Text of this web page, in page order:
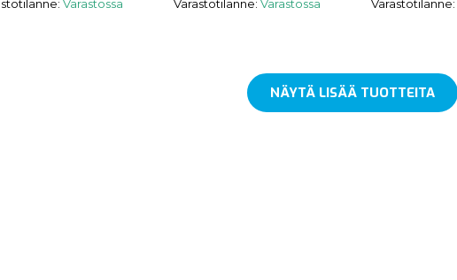
Varastossa Varastotilanne: Varastossa Varastotilanne:
NÄYTÄ LISÄÄ TUOTTEITA